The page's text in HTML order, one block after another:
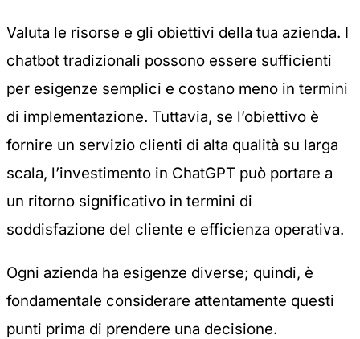
Valuta le risorse e gli obiettivi della tua azienda. I
chatbot tradizionali possono essere sufficienti
per esigenze semplici e costano meno in termini
di implementazione. Tuttavia, se l’obiettivo è
fornire un servizio clienti di alta qualità su larga
scala, l’investimento in ChatGPT può portare a
un ritorno significativo in termini di
soddisfazione del cliente e efficienza operativa.
Ogni azienda ha esigenze diverse; quindi, è
fondamentale considerare attentamente questi
punti prima di prendere una decisione.